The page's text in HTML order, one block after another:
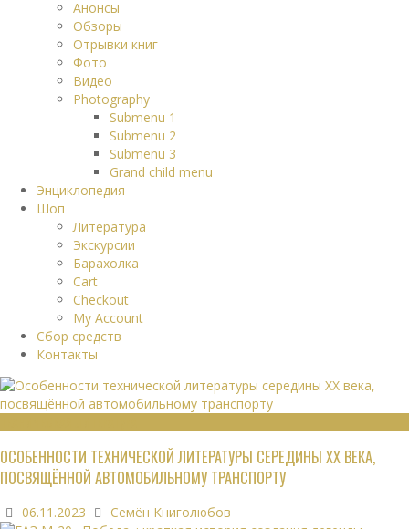
Анонсы
Обзоры
Отрывки книг
Фото
Видео
Photography
Submenu 1
Submenu 2
Submenu 3
Grand child menu
Энциклопедия
Шоп
Литература
Экскурсии
Барахолка
Cart
Checkout
My Account
Сбор средств
Контакты
ОСОБЕННОСТИ ТЕХНИЧЕСКОЙ ЛИТЕРАТУРЫ СЕРЕДИНЫ XX ВЕКА,
ПОСВЯЩЁННОЙ АВТОМОБИЛЬНОМУ ТРАНСПОРТУ
06.11.2023 Семён Книголюбов